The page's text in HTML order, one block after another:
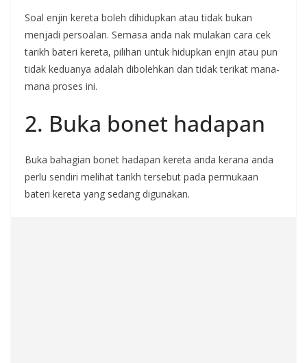
Soal enjin kereta boleh dihidupkan atau tidak bukan
menjadi persoalan. Semasa anda nak mulakan cara cek
tarikh bateri kereta, pilihan untuk hidupkan enjin atau pun
tidak keduanya adalah dibolehkan dan tidak terikat mana-
mana proses ini.
2. Buka bonet hadapan
Buka bahagian bonet hadapan kereta anda kerana anda
perlu sendiri melihat tarikh tersebut pada permukaan
bateri kereta yang sedang digunakan.